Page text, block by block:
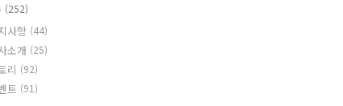
(252)
사항 (44)
소개 (25)
리 (92)
트 (91)